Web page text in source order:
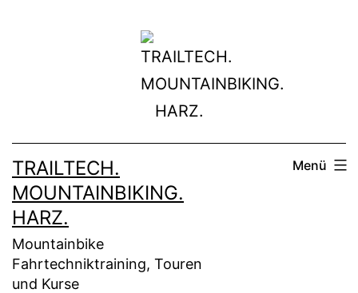
TRAILTECH.
MOUNTAINBIKING.
HARZ.
Mountainbike
Fahrtechniktraining, Touren
und Kurse
Menü